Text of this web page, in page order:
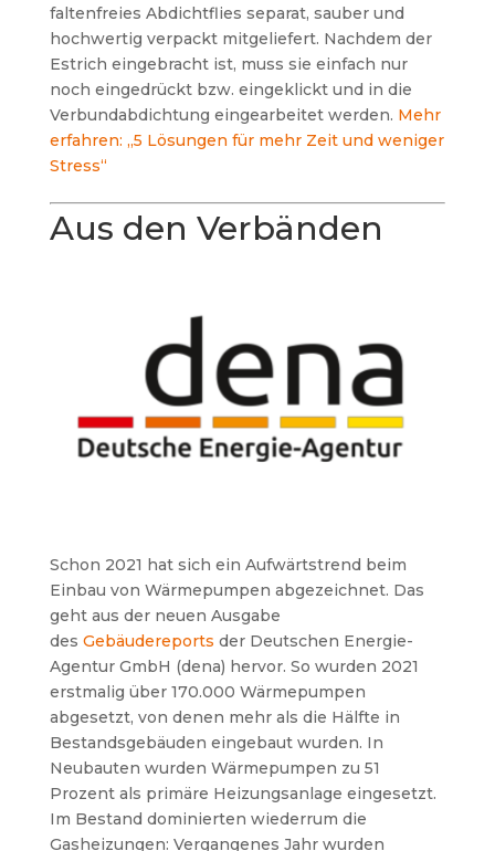
faltenfreies Abdichtflies separat, sauber und
hochwertig verpackt mitgeliefert. Nachdem der
Estrich eingebracht ist, muss sie einfach nur
noch eingedrückt bzw. eingeklickt und in die
Verbundabdichtung eingearbeitet werden. Mehr
erfahren: „5 Lösungen für mehr Zeit und weniger
Stress“
Aus den Verbänden
Schon 2021 hat sich ein Aufwärtstrend beim
Einbau von Wärmepumpen abgezeichnet. Das
geht aus der neuen Ausgabe
des Gebäudereports der Deutschen Energie-
Agentur GmbH (dena) hervor. So wurden 2021
erstmalig über 170.000 Wärmepumpen
abgesetzt, von denen mehr als die Hälfte in
Bestandsgebäuden eingebaut wurden. In
Neubauten wurden Wärmepumpen zu 51
Prozent als primäre Heizungsanlage eingesetzt.
Im Bestand dominierten wiederrum die
Gasheizungen: Vergangenes Jahr wurden